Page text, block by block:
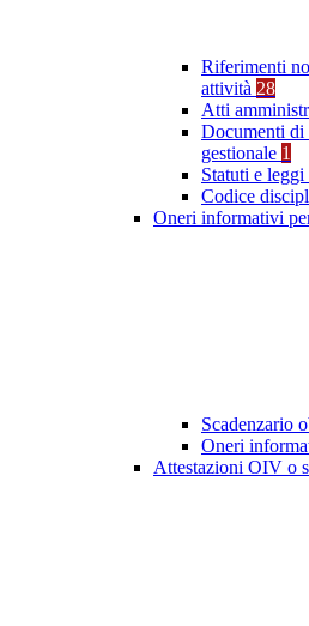
Riferimenti
attività 28
Atti
Documenti di
gestionale 1
Statuti e
Codice
Oneri informativi
Scadenzario
Oneri
Attestazioni OIV o